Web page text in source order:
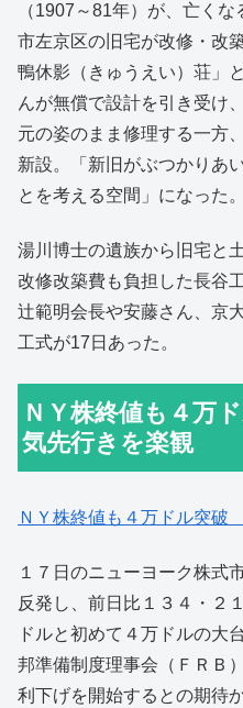
（1907～81年）が、亡く
市左京区の旧宅が改修・改
鴨休影（きゅうえい）荘」
んが無償で設計を引き受け
元の姿のまま修理する一方
新設。「新旧がぶつかりあ
とを考える空間」になった。
湯川博士の遺族から旧宅と
改修改築費も負担した長谷
辻範明会長や安藤さん、京
工式が17日あった。
ＮＹ株終値も４万
気先行きを楽観
ＮＹ株終値も４万ドル突
１７日のニューヨーク株式
反発し、前日比１３４・２
ドルと初めて４万ドルの大
邦準備制度理事会（ＦＲＢ
利下げを開始するとの期待